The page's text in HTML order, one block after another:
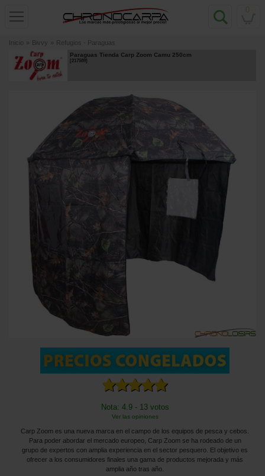
Inicio » Bivvy » Refugios - Paraguas
Paraguas Tienda Carp Zoom Camu 250cm
[217589]
Nota: 4.9 - 13 votos
Ver las opiniones
Carp Zoom es una nueva marca en el campo de los equipos de pesca y cebos.
Para poder abordar el mercado europeo, Carp Zoom se ha rodeado de un
grupo de expertos con amplia experiencia en el sector pesquero. El objetivo es
ofrecer a los consumidores finales una gama de productos mejorada y más
amplia año tras año.